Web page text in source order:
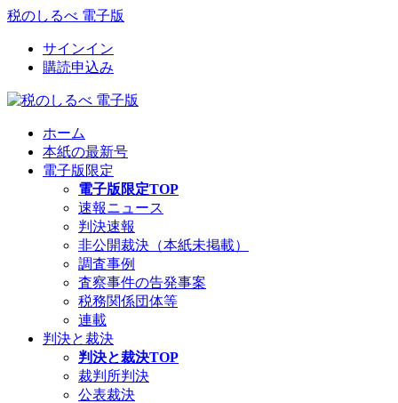
税のしるべ 電子版
サインイン
購読申込み
ホーム
本紙の最新号
電子版限定
電子版限定TOP
速報ニュース
判決速報
非公開裁決（本紙未掲載）
調査事例
査察事件の告発事案
税務関係団体等
連載
判決と裁決
判決と裁決TOP
裁判所判決
公表裁決